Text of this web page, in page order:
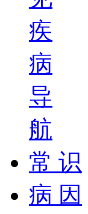
疾
病
导
航
常 识
病 因